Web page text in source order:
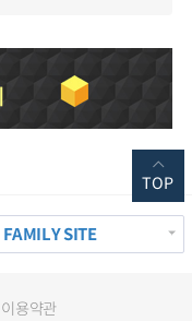
FAMILY SITE
이용약관
TOP